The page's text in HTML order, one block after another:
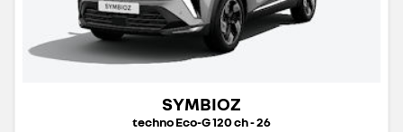
SYMBIOZ
techno Eco-G 120 ch - 26